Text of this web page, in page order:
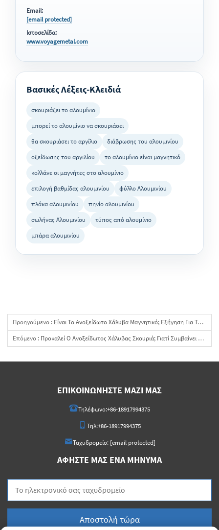
Email:
[email protected]
Ιστοσελίδα:
www.voyagemetal.com
Βασικές Λέξεις-Κλειδιά
σκουριάζει το αλουμίνιο
μπορεί το αλουμίνιο να σκουριάσει
θα σκουριάσει το αργίλιο
διάβρωσης του αλουμινίου
οξείδωσης του αργιλίου
το αλουμίνιο είναι μαγνητικό
κολλάνε οι μαγνήτες στο αλουμίνιο
επιλογή βαθμίδας αλουμινίου
φύλλο Αλουμινίου
πλάκα αλουμινίου
πηνίο αλουμινίου
σωλήνας Αλουμινίου
τύπος από αλουμίνιο
μπάρα αλουμινίου
Προηγούμενο : Είναι Το Ανοξείδωτο Χάλυβα Μαγνητικό; Εξήγηση Για Τους Βαθμούς 304, 316, 430 Και Duplex
Επόμενο : Προκαλεί Ο Ανοξείδωτος Χάλυβας Σκουριά; Γιατί Συμβαίνει Αυτό Και Πώς Να Επιλέξετε Την Κατάλληλη Βαθμίδα
ΕΠΙΚΟΙΝΩΝΉΣΤΕ ΜΑΖΊ ΜΑΣ
Τηλέφωνο:+86-18917994375
Τηλ:+86-18917994375
Ταχυδρομείο: [email protected]
ΑΦΉΣΤΕ ΜΑΣ ΈΝΑ ΜΉΝΥΜΑ
Αποστολή τώρα